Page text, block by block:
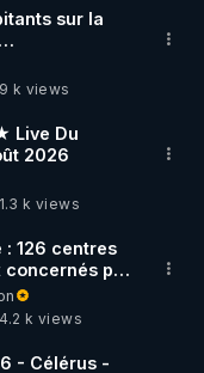
sur la
k views
Live Du
2026
1.3 k views
: 126 centres
par
toute la
4.2 k views
- Célérus -